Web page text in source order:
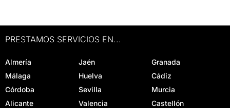
PRESTAMOS SERVICIOS EN...
Almería Jaén
Granada
Málaga
Huelva
Cádiz
Córdoba
Sevilla
Murcia
Alicante
Valencia
Castellón